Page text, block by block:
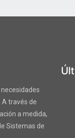
A través de
a medida,
Sistemas de